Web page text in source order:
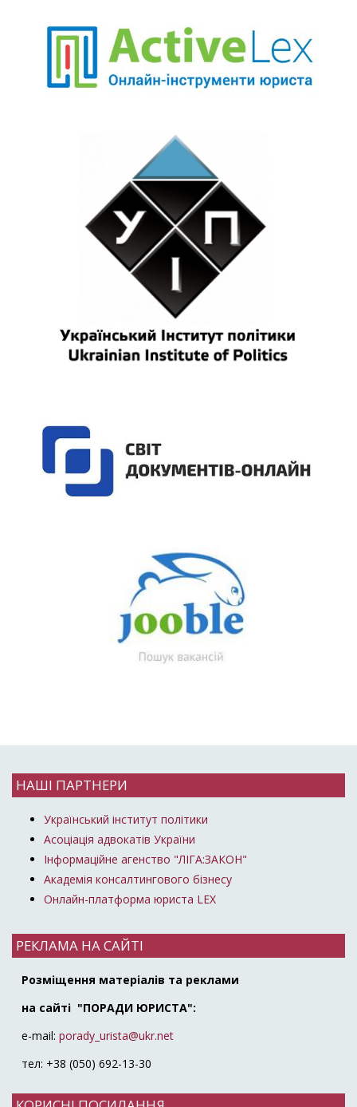
НАШІ ПАРТНЕРИ
Український інститут політики
Асоціація адвокатів України
Інформаційне агенство "ЛІГА:ЗАКОН"
Академія консалтингового бізнесу
Онлайн-платформа юриста LEX
РЕКЛАМА НА САЙТІ
Розміщення матеріалів та реклами
на сайті "ПОРАДИ ЮРИСТА":
e-mail: porady_urista@ukr.net
тел: +38 (050) 692-13-30